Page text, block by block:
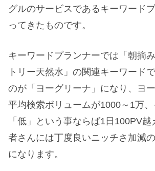
グルのサービスであるキーワード
ってきたものです。
キーワードプランナーでは「朝摘
トリー天然水」の関連キーワード
のが「ヨーグリーナ」になり、ヨ
平均検索ボリュームが1000～1万
「低」という事ならば1日100PV
者さんには丁度良いニッチさ加減
になります。